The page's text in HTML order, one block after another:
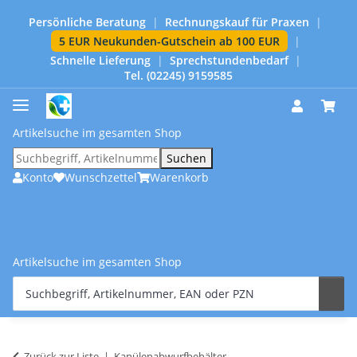
Persönliche Beratung | Rechnungskauf für Praxen
|
5 EUR Neukunden-Gutschein ab 100 EUR
|
Schnelle Lieferung
| Sprechstundenbedarf
|
Tel. (02245) 9159585
Artikelsuche im gesamten Shop
Suchen
Konto
Wunschzettel Warenkorb
Artikelsuche im gesamten Shop